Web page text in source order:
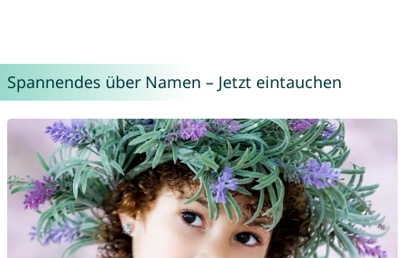
Spannendes über Namen – Jetzt eintauchen